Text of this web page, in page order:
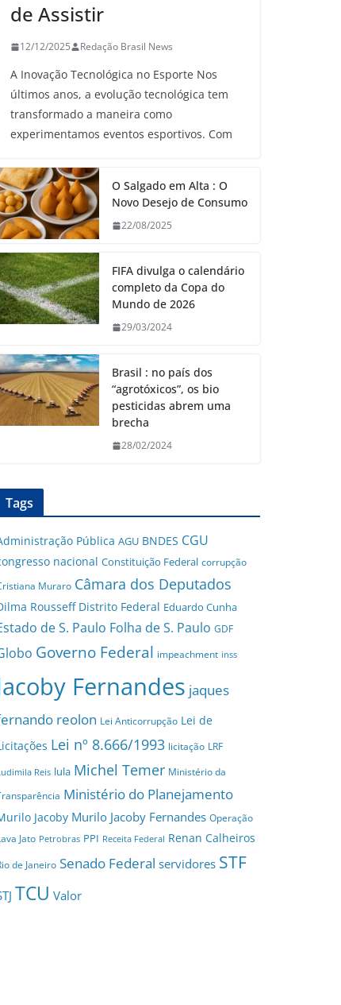
de Assistir
12/12/2025 Redação Brasil News
A Inovação Tecnológica no Esporte Nos
últimos anos, a evolução tecnológica tem
transformado a maneira como
experimentamos eventos esportivos. Com
O Salgado em Alta : O
Novo Desejo de Consumo
22/08/2025
FIFA divulga o calendário
completo da Copa do
Mundo de 2026
29/03/2024
Brasil : no país dos
“agrotóxicos”, os bio
pesticidas abrem uma
brecha
28/02/2024
Tags
Pública AGU BNDES CGU
nacional Constituição Federal corrupção
Muraro Câmara dos Deputados
Rousseff Distrito Federal Eduardo Cunha
de S. Paulo Folha de S. Paulo GDF
Governo Federal impeachment inss
Fernandes jaques
reolon Lei Anticorrupção Lei de
Lei nº 8.666/1993 licitação LRF
Reis lula Michel Temer Ministério da
Ministério do Planejamento
Jacoby Murilo Jacoby Fernandes Operação
Jato Petrobras PPI Receita Federal Renan Calheiros
de Janeiro Senado Federal servidores STF
TCU Valor